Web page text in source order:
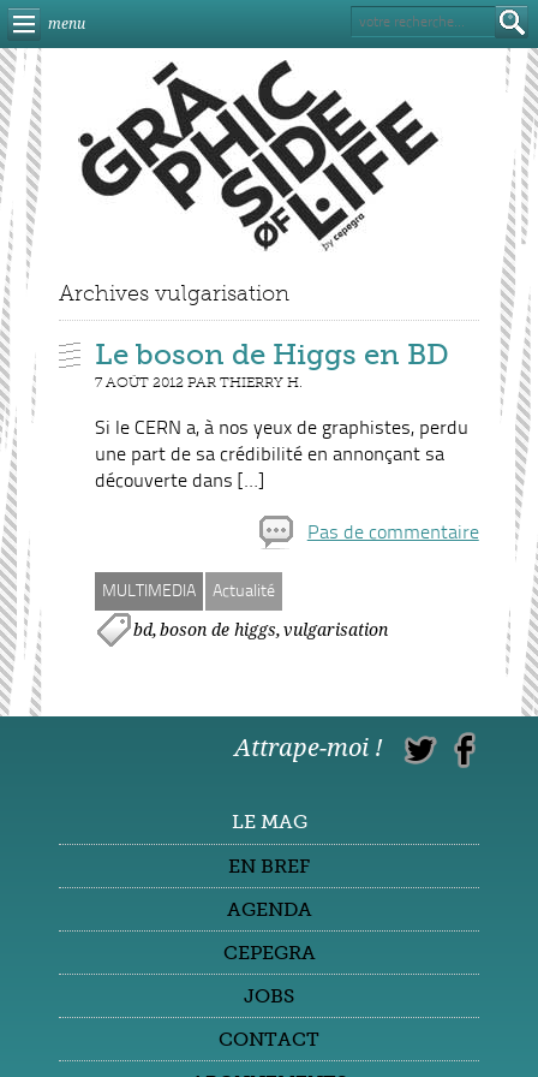
menu
Archives vulgarisation
Le boson de Higgs en BD
7 AOÛT 2012 PAR THIERRY H.
Si le CERN a, à nos yeux de graphistes, perdu
une part de sa crédibilité en annonçant sa
découverte dans […]
Pas de commentaire
MULTIMEDIA Actualité
bd, boson de higgs, vulgarisation
LE MAG
EN BREF
AGENDA
CEPEGRA
JOBS
CONTACT
Attrape-moi !